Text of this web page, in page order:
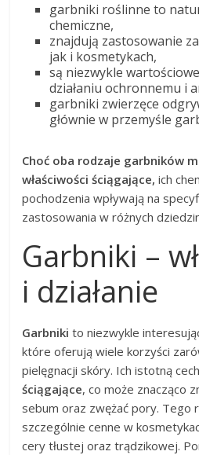
garbniki roślinne to
chemiczne,
znajdują zastosowanie
jak i kosmetykach,
są niezwykle
działaniu ochronnemu i
garbniki zwierzęce
głównie w przemyśle
Choć oba rodzaje garbników
właściwości ściągające, ich
pochodzenia wpływają na
zastosowania w różnych
Garbniki –
i działanie
Garbniki to niezwykle
które oferują wiele korzyści
pielęgnacji skóry. Ich istotną
ściągające, co może znacząco
sebum oraz zwężać pory. Tego
szczególnie cenne w
cery tłustej oraz trądzikowej.